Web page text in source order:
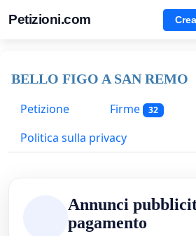
Petizioni.com
BELLO FIGO A SAN REMO
Petizione
Firme 32
Politica sulla privacy
Annunci
pagamento